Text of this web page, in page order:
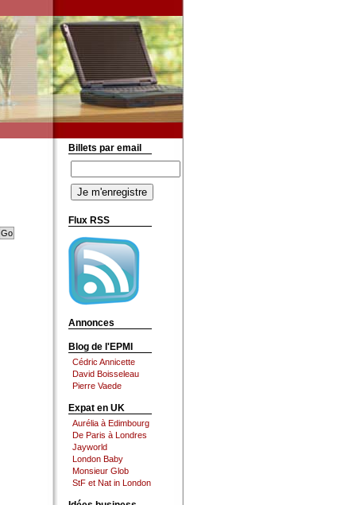
Billets par email
Flux RSS
Annonces
Blog de l'EPMI
Cédric Annicette
David Boisseleau
Pierre Vaede
Expat en UK
Aurélia à Edimbourg
De Paris à Londres
Jayworld
London Baby
Monsieur Glob
StF et Nat in London